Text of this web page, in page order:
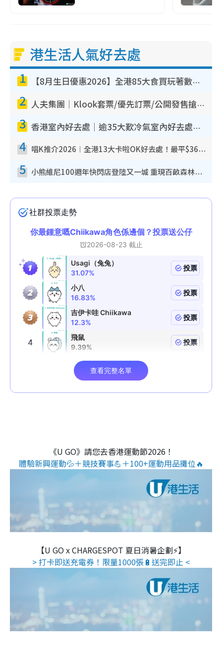
港生活人氣好去處
1 【8月生日優惠2026】全港85大食買玩著數攻略 自助餐/火鍋放題同行免費＋誠品/DONKI送現金券
2 人夫集團｜Klook套票/優先訂票/公開發售搶飛攻略！附票價.購票連結.場地座位表
3 香港室內好去處｜逾35大歎冷氣室內好去處推介 室內活動免費避雨無懼落雨
4 唱K推介2026︱全港13大卡啦OK好去處！最平$36起 日文K都有！(附地址+收費詳情)
5 小熊維尼100週年快閃店登陸又一城 重現百畝森林經典場景／獨家限定盲盒登場／專屬DIY香水
《U GO》請您去香港運動節2026！
體驗新興運動💦＋競技賽事💪＋100+運動用品攤位🔥
【U GO x CHARGESPOT 夏日消暑企劃⚡】
> 打卡即送充電券！限量1000張🔋送完即止 <